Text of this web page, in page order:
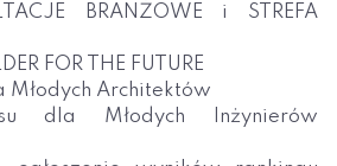
BRANŻOWE i STREFA
FOR THE FUTURE
Młodych Architektów
dla Młodych Inżynierów